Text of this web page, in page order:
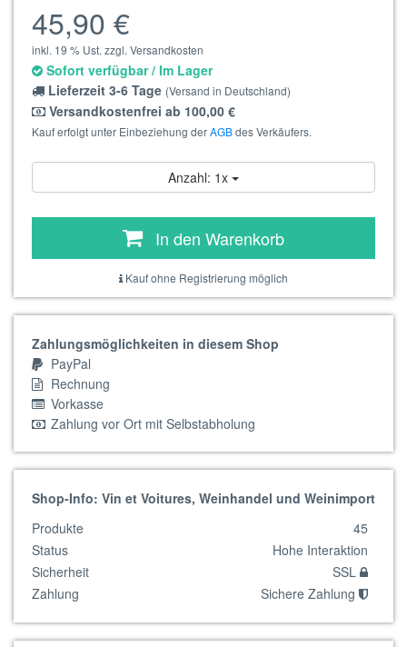
45,90 €
inkl. 19 % Ust. zzgl. Versandkosten
Sofort verfügbar / Im Lager
Lieferzeit 3-6 Tage (Versand in Deutschland)
Versandkostenfrei ab 100,00 €
Kauf erfolgt unter Einbeziehung derAGBdes Verkäufers.
Anzahl: 1x
In den Warenkorb
Kauf ohne Registrierung möglich
Zahlungsmöglichkeiten in diesem Shop
PayPal
Rechnung
Vorkasse
Zahlung vor Ort mit Selbstabholung
Shop-Info: Vin et Voitures, Weinhandel und Weinimport
Produkte
45
Status
Hohe Interaktion
Sicherheit
SSL
Zahlung
Sichere Zahlung